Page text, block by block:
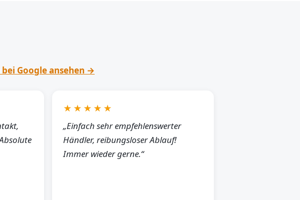
Google ansehen →
★★★★★
„Einfach sehr empfehlenswerter
Händler, reibungsloser Ablauf!
Immer wieder gerne.“